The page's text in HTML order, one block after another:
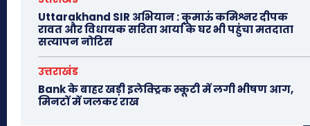
Uttarakhand SIR अभियान : कुमाऊं कमिश्नर दीपक
रावत और विधायक सरिता आर्या के घर भी पहुंचा मतदाता
सत्यापन नोटिस
उत्तराखंड
Bank के बाहर खड़ी इलेक्ट्रिक स्कूटी में लगी भीषण आग,
मिनटों में जलकर राख